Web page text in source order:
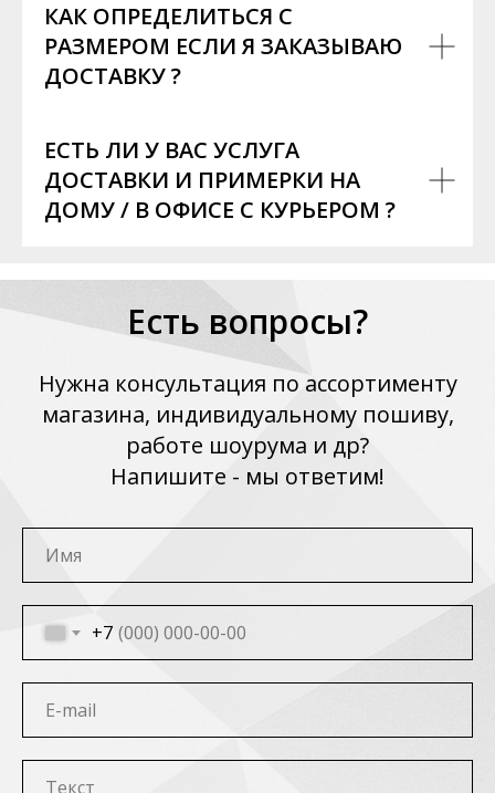
КАК ОПРЕДЕЛИТЬСЯ С
РАЗМЕРОМ ЕСЛИ Я ЗАКАЗЫВАЮ
ДОСТАВКУ ?
ЕСТЬ ЛИ У ВАС УСЛУГА
ДОСТАВКИ И ПРИМЕРКИ НА
ДОМУ / В ОФИСЕ С КУРЬЕРОМ ?
Есть вопросы?
Нужна консультация по ассортименту
магазина, индивидуальному пошиву,
работе шоурума и др?
Напишите - мы ответим!
+7